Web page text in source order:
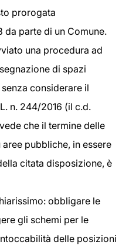
prorogata
da parte di un Comune.
una procedura ad
di spazi
considerare il
n. 244/2016 (il c.d.
che il termine delle
pubbliche, in essere
citata disposizione, è
obbligare le
gli schemi per le
delle posizioni